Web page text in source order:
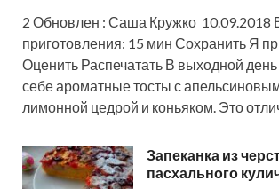
2 Обновлен : Саша Кружко 10.09.2018
приготовления: 15 мин Сохранить Я
Оценить Распечатать В выходной день
себе ароматные тосты с
лимонной цедрой и коньяком. Это
Запеканка из
пасхального